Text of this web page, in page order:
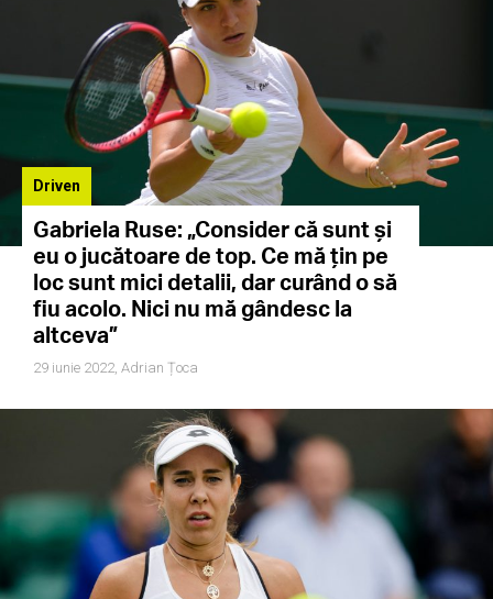
Driven
Gabriela Ruse: „Consider că sunt și
eu o jucătoare de top. Ce mă țin pe
loc sunt mici detalii, dar curând o să
fiu acolo. Nici nu mă gândesc la
altceva”
29 iunie 2022, Adrian Țoca